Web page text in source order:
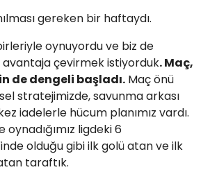
gereken bir haftaydı.
oynuyordu ve biz de
çevirmek istiyorduk. Maç,
de dengeli başladı. Maç önü
stratejimizde, savunma arkası
iadelerle hücum planımız vardı.
oynadığımız ligdeki 6
olduğu gibi ilk golü atan ve ilk
taraftık.